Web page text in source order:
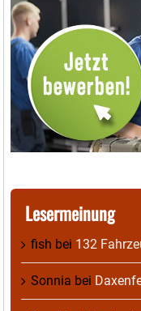
Lesermeinung
fish bei 132
Sonnia bei